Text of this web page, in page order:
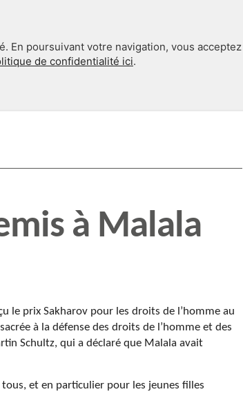
En poursuivant votre navigation, vous acceptez
de confidentialité ici.
à Malala
le prix Sakharov pour les droits de l’homme au
à la défense des droits de l’homme et des
Schultz, qui a déclaré que Malala avait
et en particulier pour les jeunes filles